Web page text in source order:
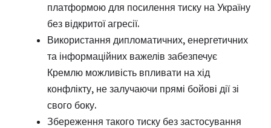
платформою для посилення тиску на Україну
без відкритої агресії.
Використання дипломатичних, енергетичних
та інформаційних важелів забезпечує
Кремлю можливість впливати на хід
конфлікту, не залучаючи прямі бойові дії зі
свого боку.
Збереження такого тиску без застосування